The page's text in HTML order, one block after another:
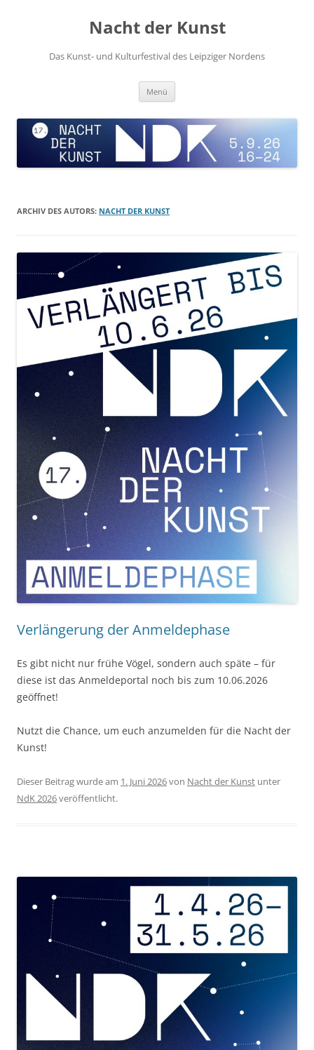
Nacht der Kunst
Das Kunst- und Kulturfestival des Leipziger Nordens
Menü
ARCHIV DES AUTORS: NACHT DER KUNST
Verlängerung der Anmeldephase
Es gibt nicht nur frühe Vögel, sondern auch späte – für
diese ist das Anmeldeportal noch bis zum 10.06.2026
geöffnet!
Nutzt die Chance, um euch anzumelden für die Nacht der
Kunst!
Dieser Beitrag wurde am 1. Juni 2026von Nacht der Kunst unter
NdK 2026veröffentlicht.